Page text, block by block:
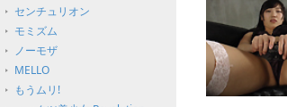
センチュリオン
モミズム
ノーモザ
MELLO
もうムリ!